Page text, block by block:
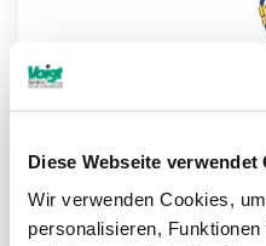
Diese Webseite verwendet
Wir verwenden Cookies,
personalisieren,